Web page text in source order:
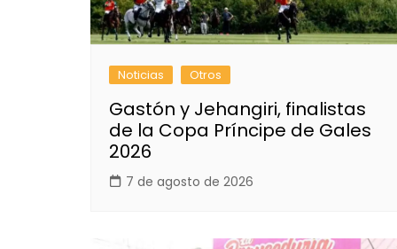
Noticias Otros
Gastón y Jehangiri, finalistas
de la Copa Príncipe de Gales
2026
7 de agosto de 2026